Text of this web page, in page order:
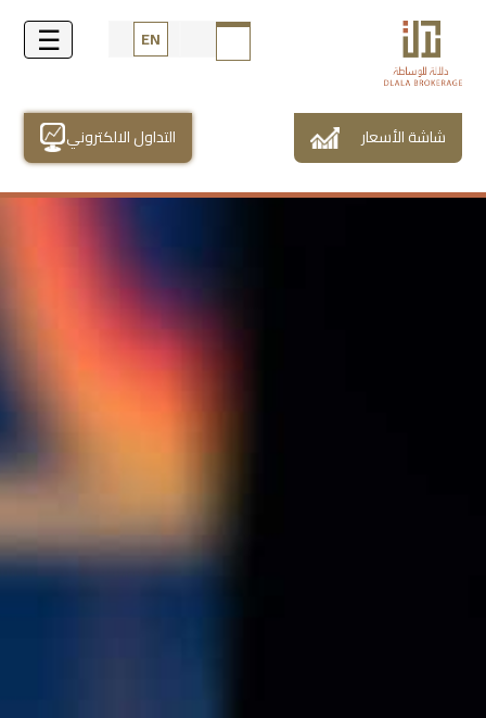
EN
شاشة الأسعار التداول الالكتروني